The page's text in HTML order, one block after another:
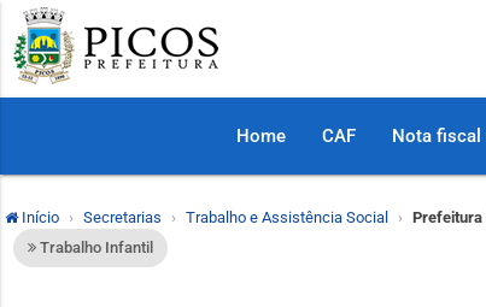
Home CAF Nota fiscal
Início Secretarias Trabalho e Assistência Social
Prefeitura
Trabalho Infantil